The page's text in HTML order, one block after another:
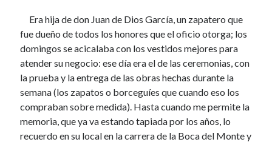
DON CARLOS PÉREZ BERRIO
6 mayo, 2022
LA PRESENCIA DE UN ABUELO
22 abril, 2022
LOS MUDOS DE YARUMAL
12 abril, 2022
LOS JOYEROS
27 febrero, 2022
LA TELEVISIÓN EN YARUMAL
8 enero, 2022
Era hija de don Juan de Dios García, un zapatero que
fue dueño de todos los honores que el oficio otorga; los
domingos se acicalaba con los vestidos mejores para
atender su negocio: ese día era el de las ceremonias, con
la prueba y la entrega de las obras hechas durante la
semana (los zapatos o borceguíes que cuando eso los
compraban sobre medida). Hasta cuando me permite la
memoria, que ya va estando tapiada por los años, lo
recuerdo en su local en la carrera de la Boca del Monte y